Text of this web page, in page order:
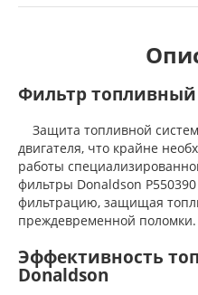
Фильтр топливный
Защита топливной
двигателя, что крайне
работы
фильтры Donaldson
фильтрацию, защищая
преждевременной поломки.
Эффективность
Donaldson